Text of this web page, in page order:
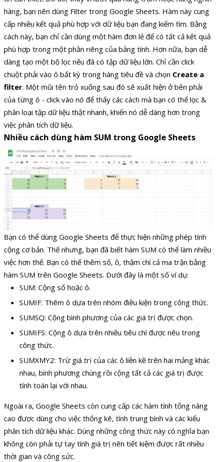
hàng, bạn nên dùng Filter trong Google Sheets. Hàm này cung
cấp nhiều kết quả phù hợp với dữ liệu bạn đang kiếm tìm. Bằng
cách này, bạn chỉ cần dùng một hàm đơn lẻ để có tất cả kết quả
phù hợp trong một phần riêng của bảng tính. Hơn nữa, bạn dễ
dàng tạo một bộ lọc nếu đã có tập dữ liệu lớn. Chỉ cần click
chuột phải vào ô bất kỳ trong hàng tiêu đề và chọn Create a
filter. Một mũi tên trỏ xuống sau đó sẽ xuất hiện ở bên phải
của từng ô - click vào nó để thấy các cách mà bạn có thể lọc &
phân loại tập dữ liệu thật nhanh, khiến nó dễ dàng hơn trong
việc phân tích dữ liệu.
Nhiều cách dùng hàm SUM trong Google Sheets
Bạn có thể dùng Google Sheets để thực hiện những phép tính
cộng cơ bản. Thế nhưng, bạn đã biết hàm SUM có thể làm nhiều
việc hơn thế. Bạn có thể thêm số, ô, thậm chí cả ma trận bằng
hàm SUM trên Google Sheets. Dưới đây là một số ví dụ:
SUM: Cộng số hoặc ô.
SUMIF: Thêm ô dựa trên nhóm điều kiện trong công thức.
SUMSQ: Cộng bình phương của các giá trị được chọn.
SUMIFS: Cộng ô dựa trên nhiều tiêu chí được nêu trong
công thức.
SUMXMY2: Trừ giá trị của các ô liền kề trên hai mảng khác
nhau, bình phương chúng rồi cộng tất cả các giá trị được
tính toán lại với nhau.
Ngoài ra, Google Sheets còn cung cấp các hàm tính tổng nâng
cao được dùng cho việc thống kê, tính trung bình và các kiểu
phân tích dữ liệu khác. Dùng những công thức này có nghĩa bạn
không còn phải tự tay tính giá trị nên tiết kiệm được rất nhiều
thời gian và công sức.